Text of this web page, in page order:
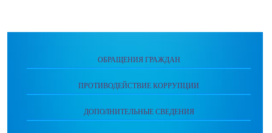
ОБРАЩЕНИЯ ГРАЖДАН
ПРОТИВОДЕЙСТВИЕ КОРРУПЦИИ
ДОПОЛНИТЕЛЬНЫЕ СВЕДЕНИЯ